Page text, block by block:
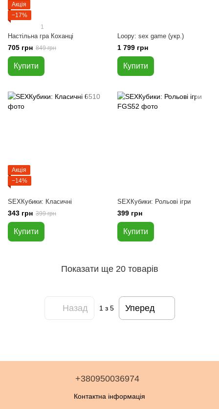
Акція
−17%
1
Настільна гра Коханці
705 грн 849 грн
Купити
Loopy: sex game (укр.)
1 799 грн
Купити
Акція
−14%
SEXКубики: Класичні
343 грн 399 грн
Купити
SEXКубики: Рольові ігри
399 грн
Купити
Показати ще 20 товарів
Назад 1 з 5 Уперед
+380950036974
Контактна інформація